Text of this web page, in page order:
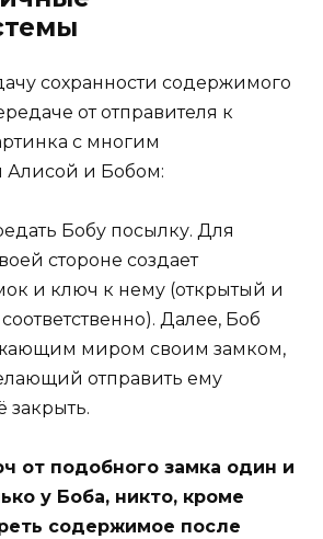
сохранности содержимого
от отправителя к
с многим
и Бобом:
Бобу посылку. Для
стороне создает
и ключ к нему (открытый и
Далее, Боб
миром своим замком,
отправить ему
закрыть.
от подобного замка один и
у Боба, никто, кроме
содержимое после